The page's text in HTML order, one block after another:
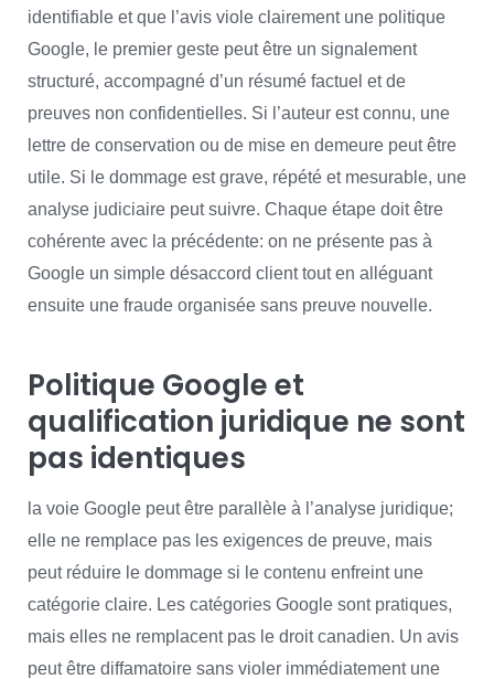
identifiable et que l’avis viole clairement une politique
Google, le premier geste peut être un signalement
structuré, accompagné d’un résumé factuel et de
preuves non confidentielles. Si l’auteur est connu, une
lettre de conservation ou de mise en demeure peut être
utile. Si le dommage est grave, répété et mesurable, une
analyse judiciaire peut suivre. Chaque étape doit être
cohérente avec la précédente: on ne présente pas à
Google un simple désaccord client tout en alléguant
ensuite une fraude organisée sans preuve nouvelle.
Politique Google et
qualification juridique ne sont
pas identiques
la voie Google peut être parallèle à l’analyse juridique;
elle ne remplace pas les exigences de preuve, mais
peut réduire le dommage si le contenu enfreint une
catégorie claire. Les catégories Google sont pratiques,
mais elles ne remplacent pas le droit canadien. Un avis
peut être diffamatoire sans violer immédiatement une